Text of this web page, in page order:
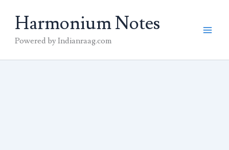
Harmonium Notes
Powered by Indianraag.com